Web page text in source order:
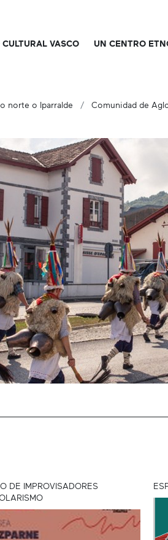
VASCO UN CENTRO
norte o Iparralde
Comunidad de
DE IMPROVISADORES